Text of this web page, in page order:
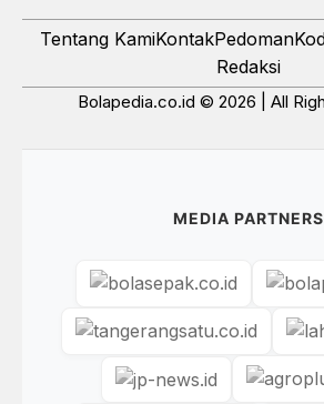
Tentang KamiKontakPedoman
Redaksi
Bolapedia.co.id © 2026 | All
MEDIA PARTNERS